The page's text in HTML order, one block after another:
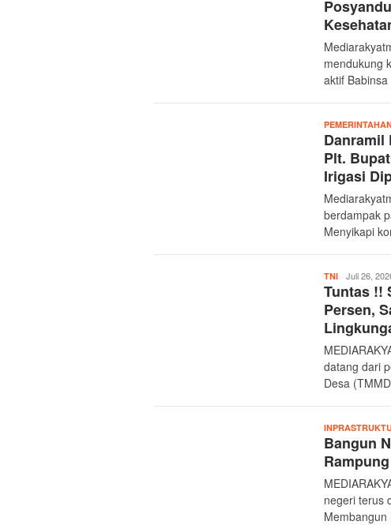
mendukung
aktif
Danramil
Plt.
Irigasi
berdampak
Menyikapi
TNI Merdeka17
Juli 26,
Tuntas !!
Persen,
datang dari
Desa
Bangun
negeri terus